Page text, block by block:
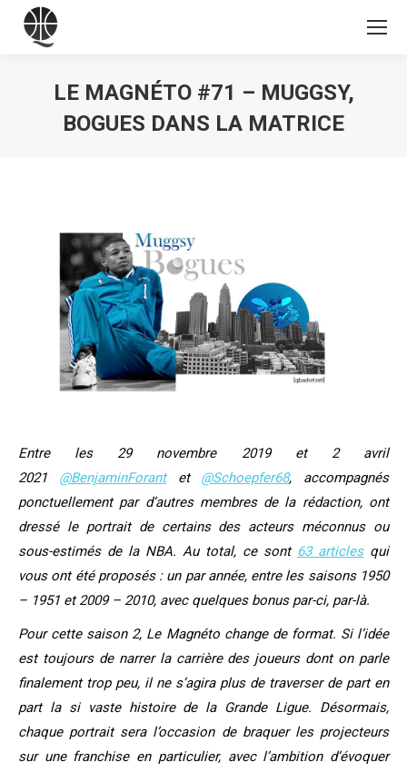
LE MAGNÉTO #71 – MUGGSY,
BOGUES DANS LA MATRICE
Entre les 29 novembre 2019 et 2 avril
2021 @BenjaminForantet @Schoepfer68, accompagnés
ponctuellement par d’autres membres de la rédaction,ont
dressé le portrait de certains des acteurs méconnus ou
sous-estimés de la NBA. Au total, ce sont 63 articlesqui
vous ont été proposés : un par année, entre les saisons 1950
– 1951 et 2009 – 2010, avec quelques bonus par-ci, par-là.
Pour cette saison 2, Le Magnéto change de format. Si l’idée
est toujours de narrer la carrière des joueurs dont on parle
finalement trop peu, il ne s’agira plus de traverser de part en
part la si vaste histoire de la Grande Ligue. Désormais,
chaque portrait sera l’occasion de braquer les projecteurs
sur une franchise en particulier, avec l’ambition d’évoquer